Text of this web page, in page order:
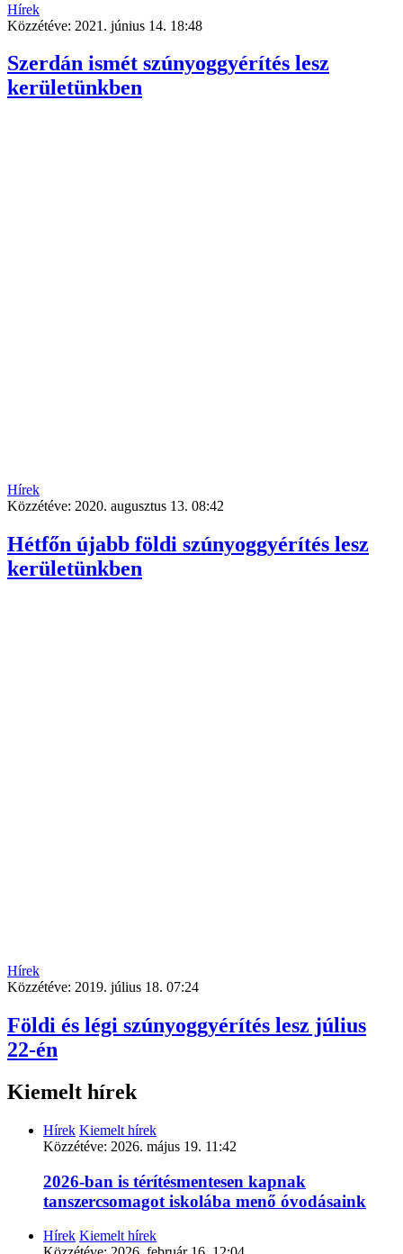
Hírek
Közzétéve: 2021. június 14. 18:48
Szerdán ismét szúnyoggyérítés lesz
kerületünkben
Hírek
Közzétéve: 2020. augusztus 13. 08:42
Hétfőn újabb földi szúnyoggyérítés lesz
kerületünkben
Hírek
Közzétéve: 2019. július 18. 07:24
Földi és légi szúnyoggyérítés lesz július
22-én
Kiemelt hírek
Hírek Kiemelt hírek
Közzétéve: 2026. május 19. 11:42
2026-ban is térítésmentesen kapnak
tanszercsomagot iskolába menő óvodásaink
Hírek Kiemelt hírek